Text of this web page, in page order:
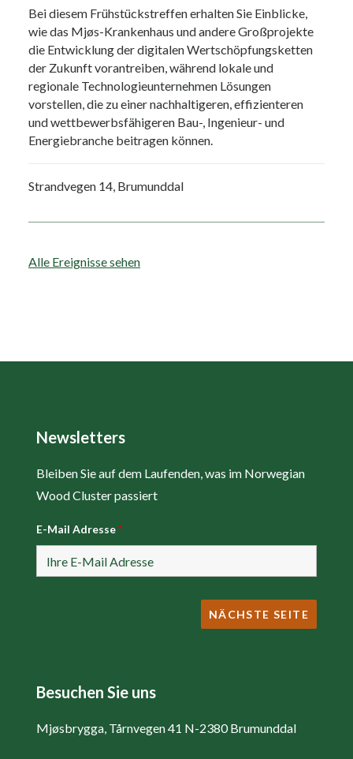
Bei diesem Frühstückstreffen erhalten Sie Einblicke,
wie das Mjøs-Krankenhaus und andere Großprojekte
die Entwicklung der digitalen Wertschöpfungsketten
der Zukunft vorantreiben, während lokale und
regionale Technologieunternehmen Lösungen
vorstellen, die zu einer nachhaltigeren, effizienteren
und wettbewerbsfähigeren Bau-, Ingenieur- und
Energiebranche beitragen können.
Strandvegen 14, Brumunddal
Alle Ereignisse sehen
Newsletters
Bleiben Sie auf dem Laufenden, was im Norwegian
Wood Cluster passiert
E-Mail Adresse*
Besuchen Sie uns
Mjøsbrygga, Tårnvegen 41 N-2380 Brumunddal